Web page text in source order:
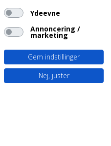
Ydeevne
Annoncering /
marketing
Gem indstillinger
Nej, juster